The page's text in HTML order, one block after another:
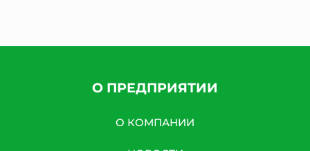
О ПРЕДПРИЯТИИ
О КОМПАНИИ